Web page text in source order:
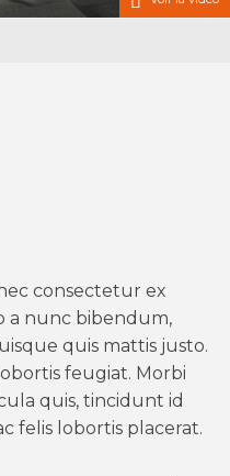
favoris
consectetur ex
a nunc bibendum,
quis mattis justo.
feugiat. Morbi
quis, tincidunt id
felis lobortis placerat.